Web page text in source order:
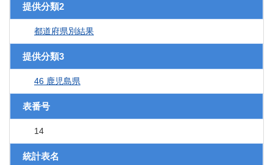
提供分類2
都道府県別結果
提供分類3
46 鹿児島県
表番号
14
統計表名